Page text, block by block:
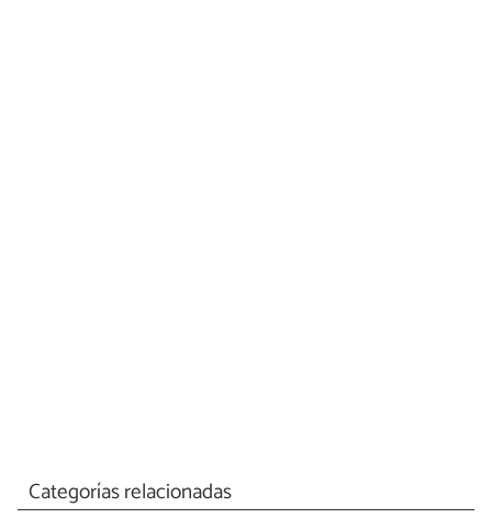
Categorías relacionadas